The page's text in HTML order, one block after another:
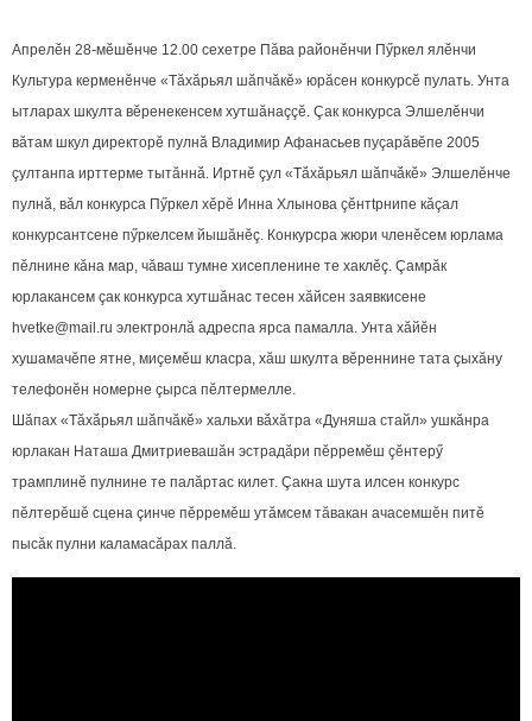
Апрелӗн 28-мӗшӗнче 12.00 сехетре Пăва районӗнчи Пӳркел ялӗнчи
Культура керменӗнче «Тăхăрьял шăпчăкӗ» юрăсен конкурсӗ пулать. Унта
ытларах шкулта вӗренекенсем хутшăнаççӗ. Çак конкурса Элшелӗнчи
вăтам шкул директорӗ пулнă Владимир Афанасьев пуçарăвӗпе 2005
çултанпа ирттерме тытăннă. Иртнӗ çул «Тăхăрьял шăпчăкӗ» Элшелӗнче
пулнă, вăл конкурса Пӳркел хӗрӗ Инна Хлынова çӗнтtрнипе кăçал
конкурсантсене пӳркелсем йышăнӗç. Конкурсра жюри членӗсем юрлама
пӗлнине кăна мар, чăваш тумне хисепленине те хаклӗç. Çамрăк
юрлакансем çак конкурса хутшăнас тесен хăйсен заявкисене
hvetke@mail.ru электронлă адреспа ярса памалла. Унта хăйӗн
хушамачӗпе ятне, миçемӗш класра, хăш шкулта вӗреннине тата çыхăну
телефонӗн номерне çырса пӗлтермелле.
Шăпах «Тăхăрьял шăпчăкӗ» хальхи вăхăтра «Дуняша стайл» ушкăнра
юрлакан Наташа Дмитриевашăн эстрадăри пӗрремӗш çӗнтерӳ
трамплинӗ пулнине те палăртас килет. Çакна шута илсен конкурс
пӗлтерӗшӗ сцена çинче пӗрремӗш утăмсем тăвакан ачасемшӗн питӗ
пысăк пулни каламасăрах паллă.